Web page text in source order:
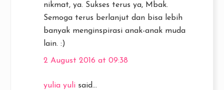
nikmat, ya. Sukses terus ya, Mbak.
Semoga terus berlanjut dan bisa lebih
banyak menginspirasi anak-anak muda
lain. :)
2 August 2016 at 09:38
yulia yuli said...